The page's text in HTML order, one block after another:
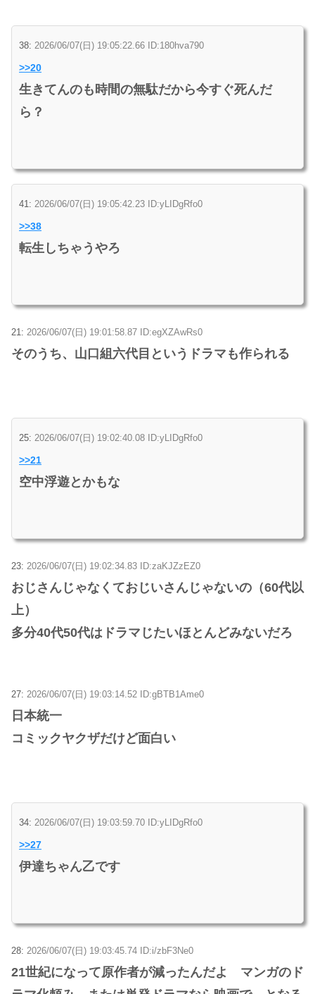
38: 2026/06/07(日) 19:05:22.66 ID:180hva790
>>20
生きてんのも時間の無駄だから今すぐ死んだ
ら？
41: 2026/06/07(日) 19:05:42.23 ID:yLIDgRfo0
>>38
転生しちゃうやろ
21: 2026/06/07(日) 19:01:58.87 ID:egXZAwRs0
そのうち、山口組六代目というドラマも作られる
25: 2026/06/07(日) 19:02:40.08 ID:yLIDgRfo0
>>21
空中浮遊とかもな
23: 2026/06/07(日) 19:02:34.83 ID:zaKJZzEZ0
おじさんじゃなくておじいさんじゃないの（60代以
上）
多分40代50代はドラマじたいほとんどみないだろ
27: 2026/06/07(日) 19:03:14.52 ID:gBTB1Ame0
日本統一
コミックヤクザだけど面白い
34: 2026/06/07(日) 19:03:59.70 ID:yLIDgRfo0
>>27
伊達ちゃん乙です
28: 2026/06/07(日) 19:03:45.74 ID:i/zbF3Ne0
21世紀になって原作者が減ったんだよ マンガのド